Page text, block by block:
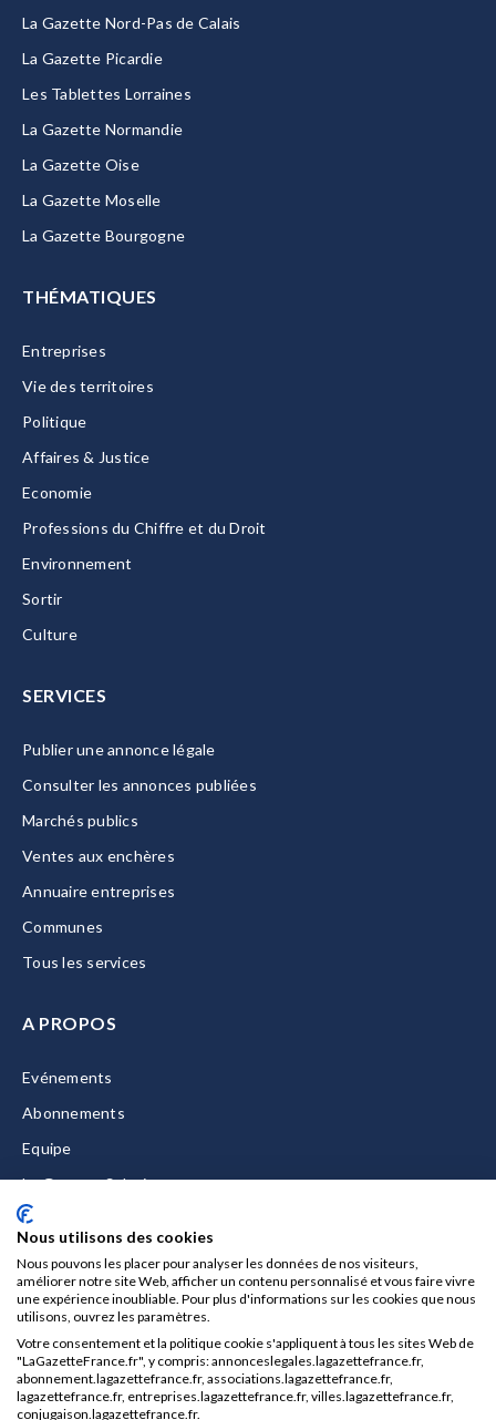
La Gazette Nord-Pas de Calais
La Gazette Picardie
Les Tablettes Lorraines
La Gazette Normandie
La Gazette Oise
La Gazette Moselle
La Gazette Bourgogne
THÉMATIQUES
Entreprises
Vie des territoires
Politique
Affaires & Justice
Economie
Professions du Chiffre et du Droit
Environnement
Sortir
Culture
SERVICES
Publier une annonce légale
Consulter les annonces publiées
Marchés publics
Ventes aux enchères
Annuaire entreprises
Communes
Tous les services
A PROPOS
Evénements
Abonnements
Equipe
La Gazette Solutions
Nous contacter
Mentions légales
CGU/CGV
Données personnelles
Nous utilisons des cookies
Nous pouvons les placer pour analyser les données de nos visiteurs,
améliorer notre site Web, afficher un contenu personnalisé et vous faire vivre
une expérience inoubliable. Pour plus d'informations sur les cookies que nous
utilisons, ouvrez les paramètres.
Votre consentement et la politique cookie s'appliquent à tous les sites Web de
"LaGazetteFrance.fr", y compris: annonceslegales.lagazettefrance.fr,
abonnement.lagazettefrance.fr, associations.lagazettefrance.fr,
lagazettefrance.fr, entreprises.lagazettefrance.fr, villes.lagazettefrance.fr,
conjugaison.lagazettefrance.fr.